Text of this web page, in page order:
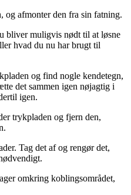
og afmonter den fra sin fatning.
bliver muligvis nødt til at løsne
hvad du nu har brugt til
og find nogle kendetegn,
det sammen igen nøjagtig i
igen.
trykpladen og fjern den,
Tag det af og rengør det,
omkring koblingsområdet,